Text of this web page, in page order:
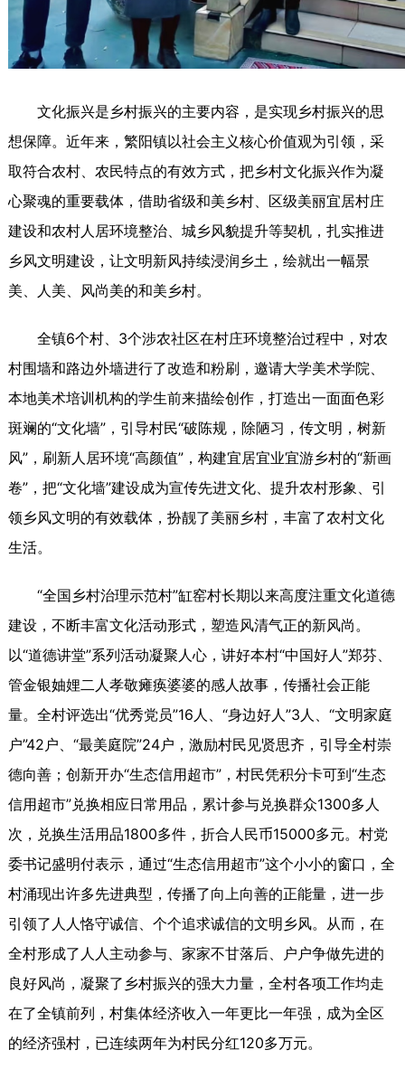
文化振兴是乡村振兴的主要内容，是实现乡村振兴的思
想保障。近年来，繁阳镇以社会主义核心价值观为引领，采
取符合农村、农民特点的有效方式，把乡村文化振兴作为凝
心聚魂的重要载体，借助省级和美乡村、区级美丽宜居村庄
建设和农村人居环境整治、城乡风貌提升等契机，扎实推进
乡风文明建设，让文明新风持续浸润乡土，绘就出一幅景
美、人美、风尚美的和美乡村。
全镇6个村、3个涉农社区在村庄环境整治过程中，对农
村围墙和路边外墙进行了改造和粉刷，邀请大学美术学院、
本地美术培训机构的学生前来描绘创作，打造出一面面色彩
斑斓的“文化墙”，引导村民“破陈规，除陋习，传文明，树新
风”，刷新人居环境“高颜值”，构建宜居宜业宜游乡村的“新画
卷”，把“文化墙”建设成为宣传先进文化、提升农村形象、引
领乡风文明的有效载体，扮靓了美丽乡村，丰富了农村文化
生活。
“全国乡村治理示范村”缸窑村长期以来高度注重文化道德
建设，不断丰富文化活动形式，塑造风清气正的新风尚。
以“道德讲堂”系列活动凝聚人心，讲好本村“中国好人”郑芬、
管金银妯娌二人孝敬瘫痪婆婆的感人故事，传播社会正能
量。全村评选出“优秀党员”16人、“身边好人”3人、“文明家庭
户”42户、“最美庭院”24户，激励村民见贤思齐，引导全村崇
德向善；创新开办“生态信用超市”，村民凭积分卡可到“生态
信用超市”兑换相应日常用品，累计参与兑换群众1300多人
次，兑换生活用品1800多件，折合人民币15000多元。村党
委书记盛明付表示，通过“生态信用超市”这个小小的窗口，全
村涌现出许多先进典型，传播了向上向善的正能量，进一步
引领了人人恪守诚信、个个追求诚信的文明乡风。从而，在
全村形成了人人主动参与、家家不甘落后、户户争做先进的
良好风尚，凝聚了乡村振兴的强大力量，全村各项工作均走
在了全镇前列，村集体经济收入一年更比一年强，成为全区
的经济强村，已连续两年为村民分红120多万元。